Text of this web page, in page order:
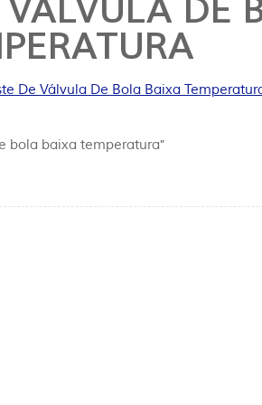
DE
De Válvula De Bola Baixa
bola baixa temperatura"